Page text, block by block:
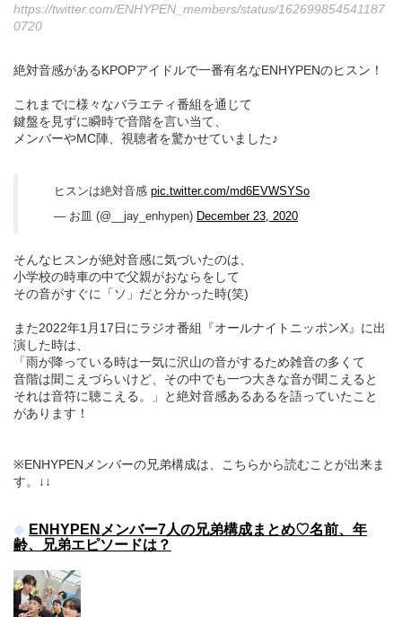
https://twitter.com/ENHYPEN_members/status/162699854541187
0720
絶対音感があるKPOPアイドルで一番有名なENHYPENのヒスン！
これまでに様々なバラエティ番組を通じて
鍵盤を見ずに瞬時で音階を言い当て、
メンバーやMC陣、視聴者を驚かせていました♪
ヒスンは絶対音感 pic.twitter.com/md6EVWSYSo
— お皿 (@__jay_enhypen) December 23, 2020
そんなヒスンが絶対音感に気づいたのは、
小学校の時車の中で父親がおならをして
その音がすぐに「ソ」だと分かった時(笑)
また2022年1月17日にラジオ番組『オールナイトニッポンX』に出
演した時は、
「雨が降っている時は一気に沢山の音がするため雑音の多くて
音階は聞こえづらいけど、その中でも一つ大きな音が聞こえると
それは音符に聴こえる。」と絶対音感あるあるを語っていたこと
があります！
※ENHYPENメンバーの兄弟構成は、こちらから読むことが出来ま
す。↓↓
ENHYPENメンバー7人の兄弟構成まとめ♡名前、年
齢、兄弟エピソードは？